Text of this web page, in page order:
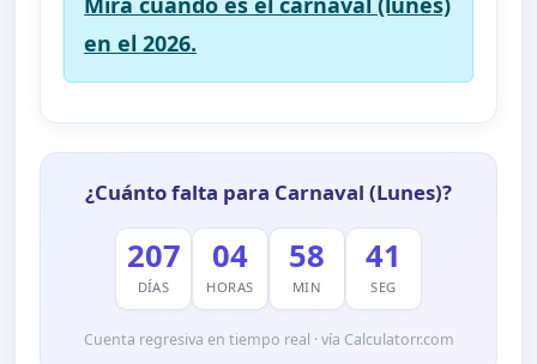
en el 2026.
¿Cuánto falta para Carnaval (Lunes)?
207
DÍAS
04
HORAS
58
MIN
39
SEG
Cuenta regresiva en tiempo real · vía Calculatorr.com